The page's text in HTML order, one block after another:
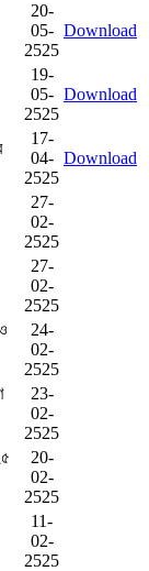
20-
05-
2525
Download
19-
05-
2525
Download
17-
04-
2525
Download
27-
02-
2525
27-
02-
2525
24-
02-
2525
23-
02-
2525
20-
02-
2525
11-
02-
2525